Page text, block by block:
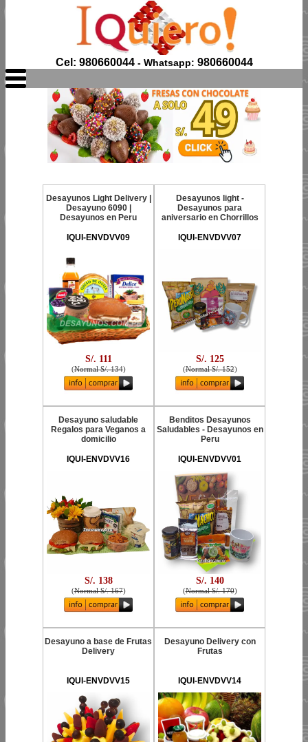
Cel: 980660044- Whatsapp: 980660044
Desayunos Light Delivery |
Desayuno 6090 |
Desayunos en Peru
IQUI-ENVDVV09
S/. 111
(Normal S/. 134)
Desayunos light -
Desayunos para
aniversario en Chorrillos
IQUI-ENVDVV07
S/. 125
(Normal S/. 152)
Desayuno saludable
Regalos para Veganos a
domicilio
IQUI-ENVDVV16
S/. 138
(Normal S/. 167)
Benditos Desayunos
Saludables - Desayunos en
Peru
IQUI-ENVDVV01
S/. 140
(Normal S/. 170)
Desayuno a base de Frutas
Delivery
IQUI-ENVDVV15
Desayuno Delivery con
Frutas
IQUI-ENVDVV14